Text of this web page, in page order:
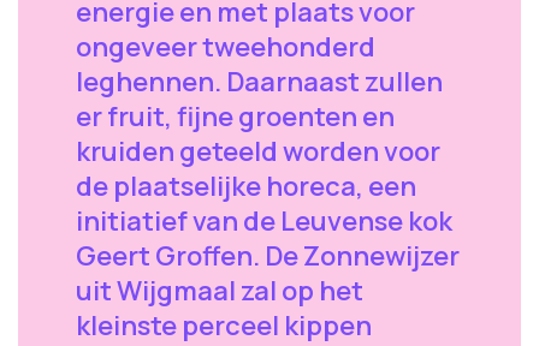
energie en met plaats voor
ongeveer tweehonderd
leghennen. Daarnaast zullen
er fruit, fijne groenten en
kruiden geteeld worden voor
de plaatselijke horeca, een
initiatief van de Leuvense kok
Geert Groffen. De Zonnewijzer
uit Wijgmaal zal op het
kleinste perceel kippen